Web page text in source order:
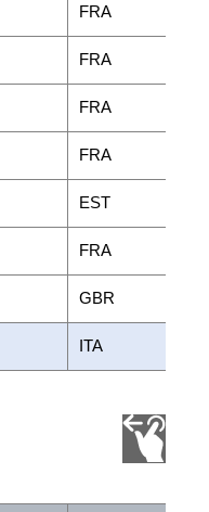
FRA
FRA
FRA
FRA
EST
FRA
GBR
ITA